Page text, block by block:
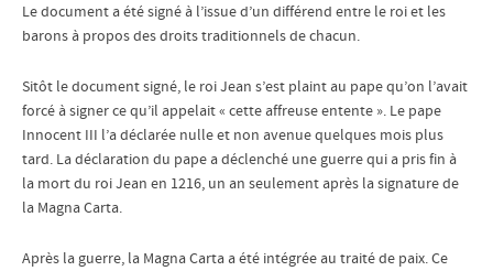
Le document a été signé à l’issue d’un différend entre le roi et les
barons à propos des droits traditionnels de chacun.
Sitôt le document signé, le roi Jean s’est plaint au pape qu’on l’avait
forcé à signer ce qu’il appelait « cette affreuse entente ». Le pape
Innocent III l’a déclarée nulle et non avenue quelques mois plus
tard. La déclaration du pape a déclenché une guerre qui a pris fin à
la mort du roi Jean en 1216, un an seulement après la signature de
la Magna Carta.
Après la guerre, la Magna Carta a été intégrée au traité de paix. Ce